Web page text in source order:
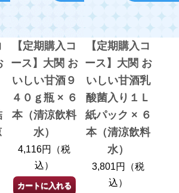
【定期購入コ
ース】大関 お
いしい甘酒９
４０ｇ瓶 × ６
本（清涼飲料
水）
4,116円（税
込）
【定期購入コ
ース】大関 お
いしい甘酒乳
酸菌入り１Ｌ
紙パック × ６
本（清涼飲料
水）
3,801円（税
込）